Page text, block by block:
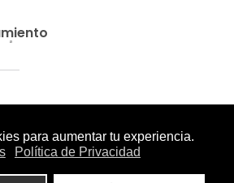
de SEGLE Biotech Skincare